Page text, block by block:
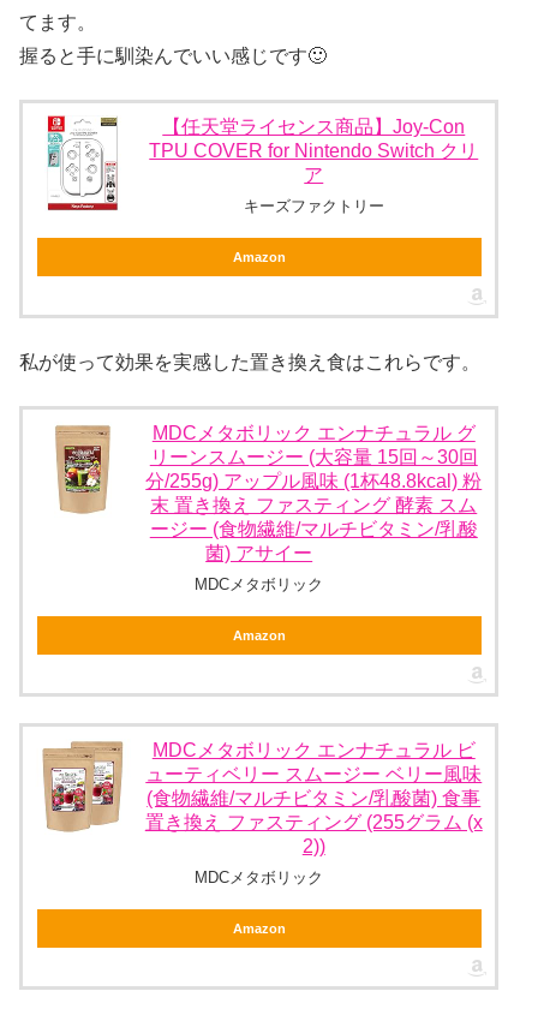
てます。
握ると手に馴染んでいい感じです🙂
【任天堂ライセンス商品】Joy-Con
TPU COVER for Nintendo Switch クリ
ア
キーズファクトリー
Amazon
私が使って効果を実感した置き換え食はこれらです。
MDCメタボリック エンナチュラル グ
リーンスムージー (大容量 15回～30回
分/255g) アップル風味 (1杯48.8kcal) 粉
末 置き換え ファスティング 酵素 スム
ージー (食物繊維/マルチビタミン/乳酸
菌) アサイー
MDCメタボリック
Amazon
MDCメタボリック エンナチュラル ビ
ューティベリー スムージー ベリー風味
(食物繊維/マルチビタミン/乳酸菌) 食事
置き換え ファスティング (255グラム (x
2))
MDCメタボリック
Amazon